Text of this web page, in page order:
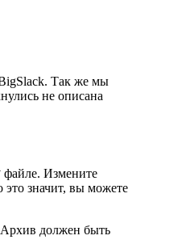
Так же мы
не описана
файле. Измените
это значит, вы можете
Архив должен быть